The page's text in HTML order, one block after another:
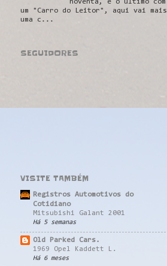
noventa, e o último com
um "Carro do Leitor", aqui vai mais
uma c...
SEGUIDORES
VISITE TAMBÉM
Registros Automotivos do
Cotidiano
Mitsubishi Galant 2001
Há 5 semanas
Old Parked Cars.
1969 Opel Kaddett L.
Há 6 meses